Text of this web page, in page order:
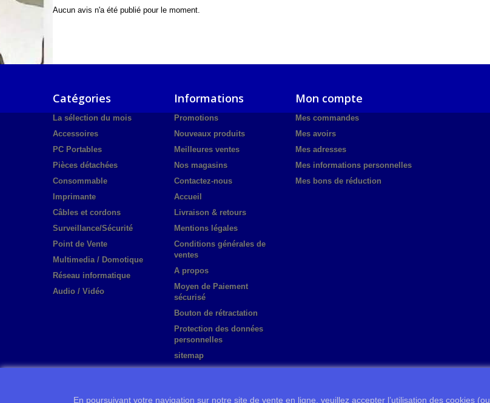
Aucun avis n'a été publié pour le moment.
Catégories
La sélection du mois
Accessoires
PC Portables
Pièces détachées
Consommable
Imprimante
Câbles et cordons
Surveillance/Sécurité
Point de Vente
Multimedia / Domotique
Réseau informatique
Audio / Vidéo
Informations
Promotions
Nouveaux produits
Meilleures ventes
Nos magasins
Contactez-nous
Accueil
Livraison & retours
Mentions légales
Conditions générales de
ventes
A propos
Moyen de Paiement
sécurisé
Bouton de rétractation
Protection des données
personnelles
sitemap
Mon compte
Mes commandes
Mes avoirs
Mes adresses
Mes informations personnelles
Mes bons de réduction
En poursuivant votre navigation sur notre site de vente en ligne, veuillez accepter l’utilisation des cookies